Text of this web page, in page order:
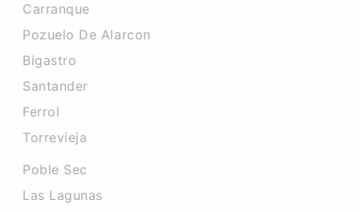
Carranque
Pozuelo De Alarcon
Bigastro
Santander
Ferrol
Torrevieja
Poble Sec
Las Lagunas